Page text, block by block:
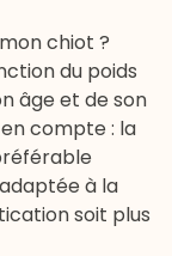
chiot ?
du poids
âge et de son
compte : la
à la
soit plus